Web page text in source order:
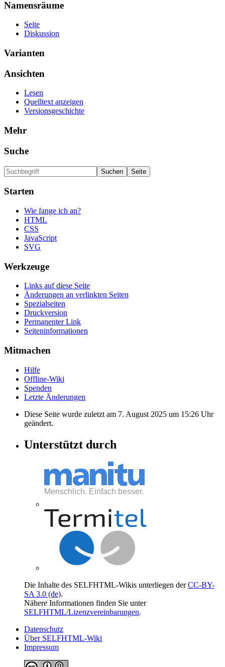
Namensräume
Seite
Diskussion
Varianten
Ansichten
Lesen
Quelltext anzeigen
Versionsgeschichte
Mehr
Suche
Starten
Wie fange ich an?
HTML
CSS
JavaScript
SVG
Werkzeuge
Links auf diese Seite
Änderungen an verlinkten Seiten
Spezialseiten
Druckversion
Permanenter Link
Seiten­informationen
Mitmachen
Hilfe
Offline-Wiki
Spenden
Letzte Änderungen
Diese Seite wurde zuletzt am 7. August 2025 um 15:26 Uhr
geändert.
Unterstützt durch
Die Inhalte des SELFHTML-Wikis unterliegen derCC-BY-
SA 3.0 (de).
Nähere Informationen finden Sie unter
SELFHTML/Lizenzvereinbarungen.
Datenschutz
Über SELFHTML-Wiki
Impressum